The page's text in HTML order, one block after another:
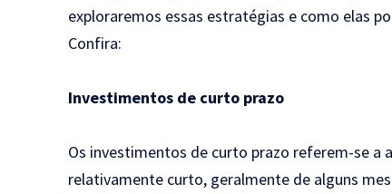
exploraremos essas estratégias e como elas
Confira:
Investimentos de curto prazo
Os investimentos de curto prazo referem-se
relativamente curto, geralmente de alguns